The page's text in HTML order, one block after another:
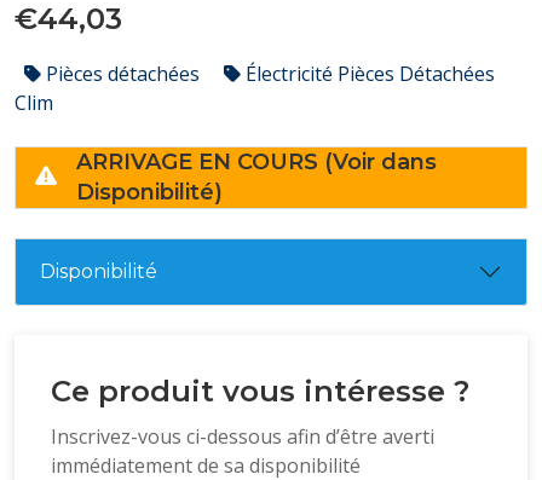
€44,03
Pièces détachées
Électricité Pièces Détachées
Clim
ARRIVAGE EN COURS (Voir dans
Disponibilité)
Disponibilité
Ce produit vous intéresse ?
Inscrivez-vous ci-dessous afin d’être averti
immédiatement de sa disponibilité